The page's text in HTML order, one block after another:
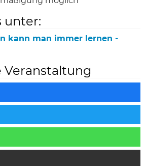
unter:
kann man immer lernen -
Veranstaltung